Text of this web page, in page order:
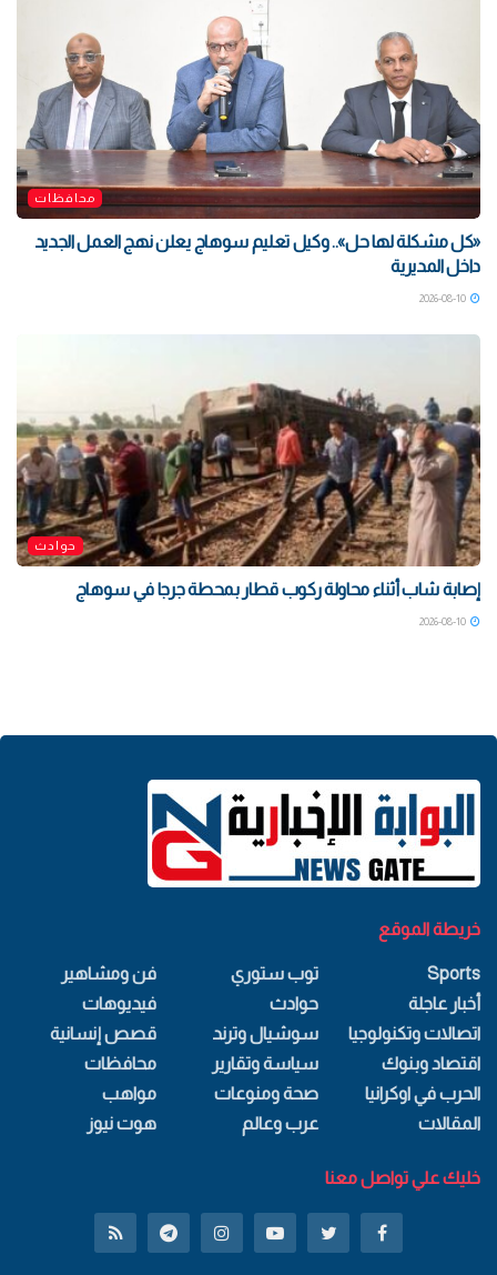
محافظات
«كل مشكلة لها حل».. وكيل تعليم سوهاج يعلن نهج العمل الجديد
داخل المديرية
حوادث
إصابة شاب أثناء محاولة ركوب قطار بمحطة جرجا في سوهاج
خريطة الموقع
Sports
أخبار عاجلة
اتصالات وتكنولوجيا
اقتصاد وبنوك
الحرب في اوكرانيا
المقالات
توب ستوري
حوادث
سوشيال وترند
سياسة وتقارير
صحة ومنوعات
عرب وعالم
فن ومشاهير
فيديوهات
قصص إنسانية
محافظات
مواهب
هوت نيوز
خليك علي تواصل معنا